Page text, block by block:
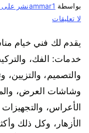
بواسطة ammar1نشر على
لا تعليقات
يقدم لك فني خيام
خدمات: الفك،
والتصميم، والتزيين،
وشاشات العرض،
الأعراس،
الأزهار، وكل ذلك